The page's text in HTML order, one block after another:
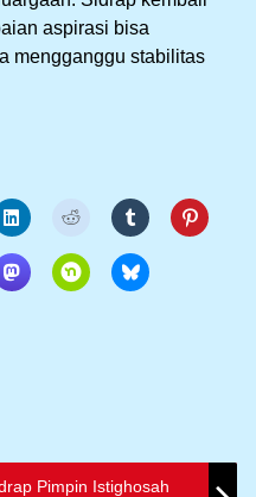
aspirasi bisa
mengganggu stabilitas
Pimpin Istighosah